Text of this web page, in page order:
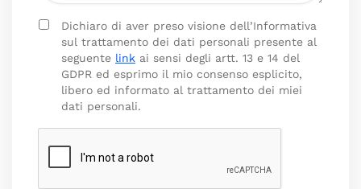
Dichiaro di aver preso visione dell’Informativa
sul trattamento dei dati personali presente al
seguente link ai sensi degli artt. 13 e 14 del
GDPR ed esprimo il mio consenso esplicito,
libero ed informato al trattamento dei miei
dati personali.